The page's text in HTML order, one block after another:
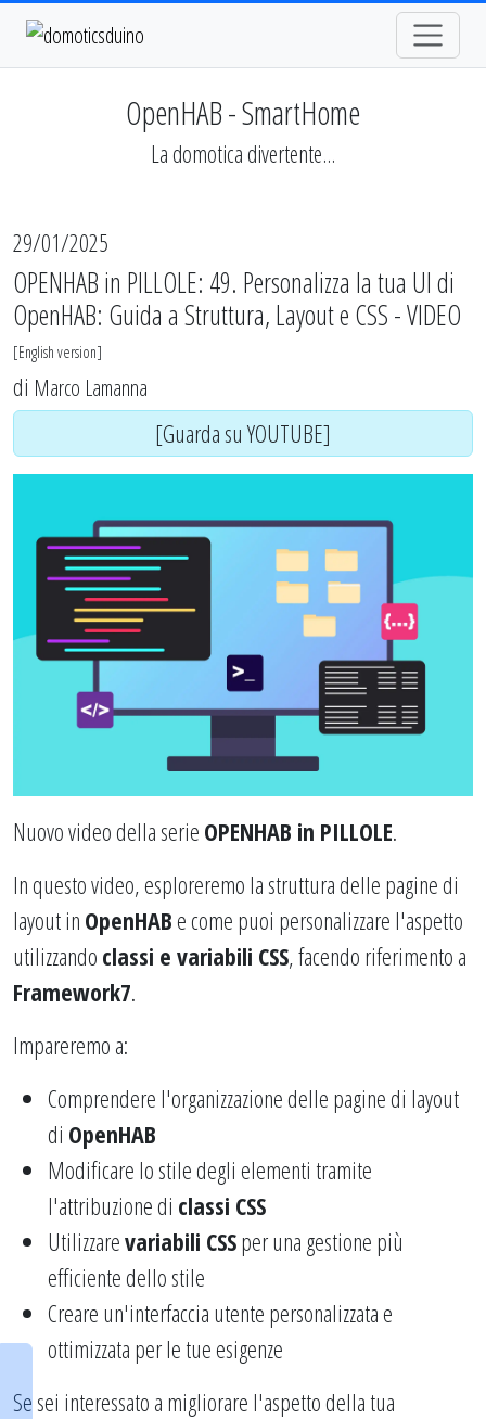
OpenHAB - SmartHome
La domotica divertente...
29/01/2025
OPENHAB in PILLOLE: 49. Personalizza la tua UI di
OpenHAB: Guida a Struttura, Layout e CSS - VIDEO
[English version]
di Marco Lamanna
[Guarda su YOUTUBE]
Nuovo video della serie OPENHAB in PILLOLE.
In questo video, esploreremo la struttura delle pagine di
layout in OpenHAB e come puoi personalizzare l'aspetto
utilizzando classi e variabili CSS, facendo riferimento a
Framework7.
Impareremo a:
Comprendere l'organizzazione delle pagine di layout
di OpenHAB
Modificare lo stile degli elementi tramite
l'attribuzione di classi CSS
Utilizzarevariabili CSSper una gestione più
efficiente dello stile
Creare un'interfaccia utente personalizzata e
ottimizzata per le tue esigenze
Se sei interessato a migliorare l'aspetto della tua